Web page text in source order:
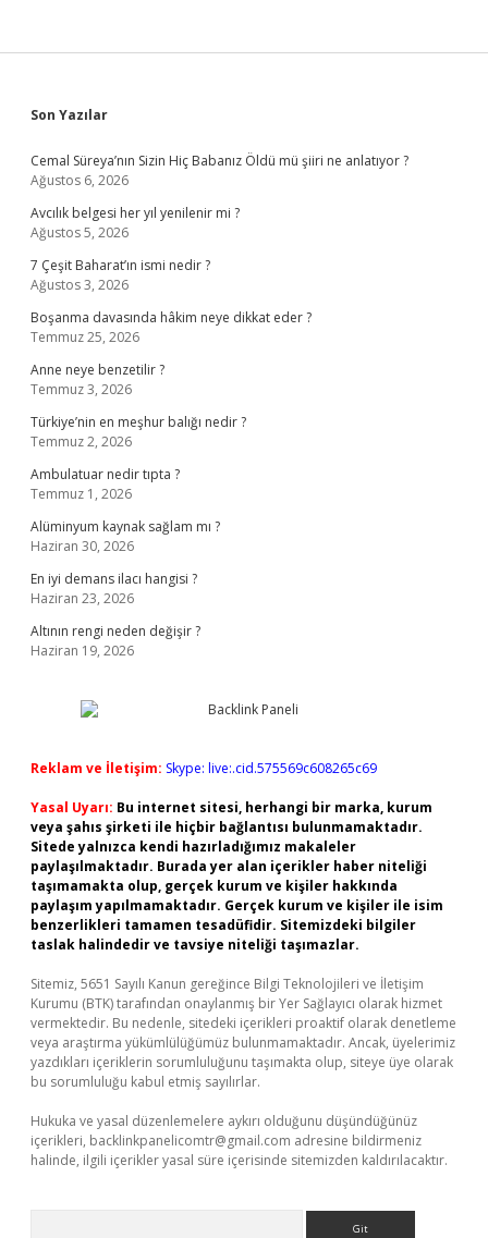
Sidebar
Son Yazılar
Cemal Süreya’nın Sizin Hiç Babanız Öldü mü şiiri ne anlatıyor ?
Ağustos 6, 2026
Avcılık belgesi her yıl yenilenir mi ?
Ağustos 5, 2026
7 Çeşit Baharat’ın ismi nedir ?
Ağustos 3, 2026
Boşanma davasında hâkim neye dikkat eder ?
Temmuz 25, 2026
Anne neye benzetilir ?
Temmuz 3, 2026
Türkiye’nin en meşhur balığı nedir ?
Temmuz 2, 2026
Ambulatuar nedir tıpta ?
Temmuz 1, 2026
Alüminyum kaynak sağlam mı ?
Haziran 30, 2026
En iyi demans ilacı hangisi ?
Haziran 23, 2026
Altının rengi neden değişir ?
Haziran 19, 2026
Reklam ve İletişim: Skype: live:.cid.575569c608265c69
Yasal Uyarı: Bu internet sitesi, herhangi bir marka, kurum
veya şahıs şirketi ile hiçbir bağlantısı bulunmamaktadır.
Sitede yalnızca kendi hazırladığımız makaleler
paylaşılmaktadır. Burada yer alan içerikler haber niteliği
taşımamakta olup, gerçek kurum ve kişiler hakkında
paylaşım yapılmamaktadır. Gerçek kurum ve kişiler ile isim
benzerlikleri tamamen tesadüfidir. Sitemizdeki bilgiler
taslak halindedir ve tavsiye niteliği taşımazlar.
Sitemiz, 5651 Sayılı Kanun gereğince Bilgi Teknolojileri ve İletişim
Kurumu (BTK) tarafından onaylanmış bir Yer Sağlayıcı olarak hizmet
vermektedir. Bu nedenle, sitedeki içerikleri proaktif olarak denetleme
veya araştırma yükümlülüğümüz bulunmamaktadır. Ancak, üyelerimiz
yazdıkları içeriklerin sorumluluğunu taşımakta olup, siteye üye olarak
bu sorumluluğu kabul etmiş sayılırlar.
Hukuka ve yasal düzenlemelere aykırı olduğunu düşündüğünüz
içerikleri, backlinkpanelicomtr@gmail.com adresine bildirmeniz
halinde, ilgili içerikler yasal süre içerisinde sitemizden kaldırılacaktır.